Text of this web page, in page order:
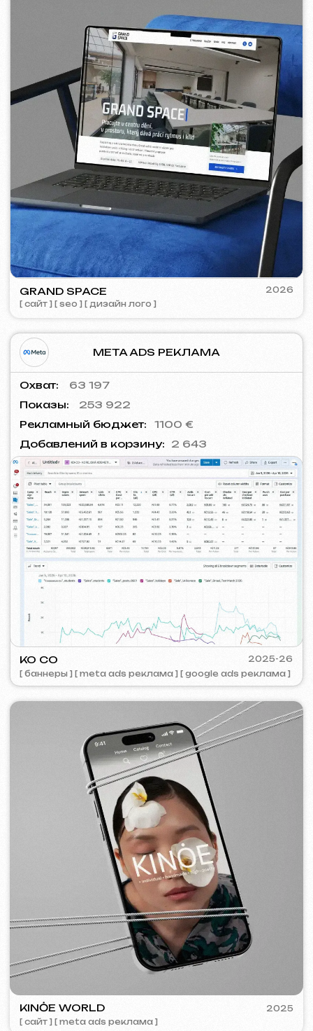
ROYALDI
] [ реклама на times square ]
2024
BARLINER
[ google ads реклама ] [ банеры ]
Показы:
Рекламный бюджет:
Стоимость конверсии:
557 000
28 600
4 750 €
~ 1.04 €
GOOGLE ADS РЕКЛАМА
[ meta ads реклама ] [ банеры ]
2025
[ сайт ] [ seo ] [ меню ] [ баннеры ] [ meta ads реклама ]
2022-25